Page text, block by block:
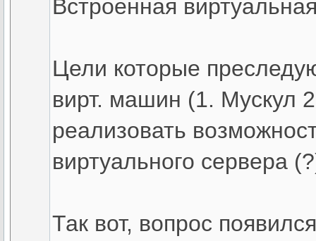
Встроенная
Цели которые
вирт. машин (1. Мускул
реализовать
виртуального сервера
Так вот, вопрос